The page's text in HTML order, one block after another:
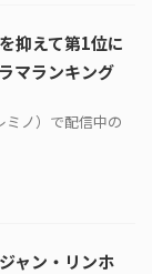
抑えて第1位に
マランキング
ノ）で配信中の
ャン・リンホ